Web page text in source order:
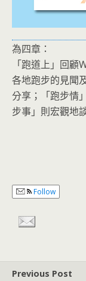
為四章：
「跑道上」回
各地跑步的見聞
分享；「跑步情
步事」則宏觀地
Follow
Previous Post